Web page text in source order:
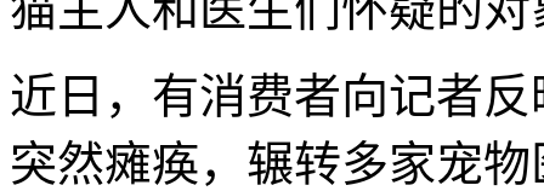
近日，有消费者向记者
突然瘫痪，辗转多家宠